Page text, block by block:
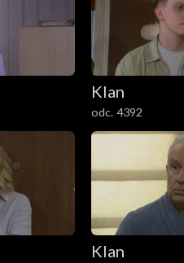
Klan
odc. 4392
Klan